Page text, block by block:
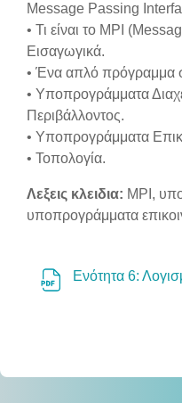
Message Passing
• Τι είναι το MPI
Εισαγωγικά.
• Ένα απλό πρόγραμμα
• Υποπρογράμματα
Περιβάλλοντος.
• Υποπρογράμματα
• Τοπολογία.
Λεξεις κλειδια: MPI,
υποπρογράμματα
Ενότητα 6: